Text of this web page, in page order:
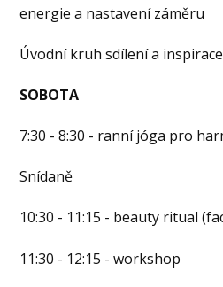
energie a nastavení záměru
Úvodní kruh sdílení a
SOBOTA
7:30 - 8:30 - ranní jóga pro
Snídaně
10:30 - 11:15 - beauty ritual
11:30 - 12:15 - workshop